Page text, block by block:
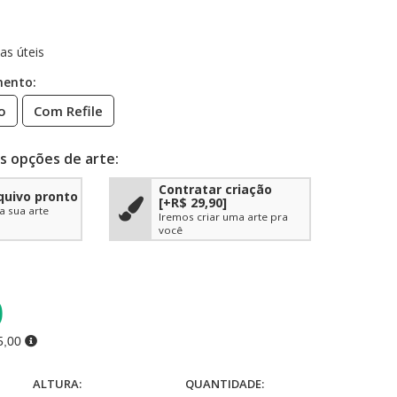
úteis
Com Refile
opções de arte:
pronto
sua arte
Contratar criação
[+R$ 29,90]
Iremos criar uma arte pra
você
ALTURA: QUANTIDADE: